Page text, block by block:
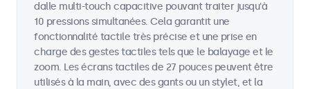
dalle multi-touch capacitive pouvant traiter jusqu'à
10 pressions simultanées. Cela garantit une
fonctionnalité tactile très précise et une prise en
charge des gestes tactiles tels que le balayage et le
zoom. Les écrans tactiles de 27 pouces peuvent être
utilisés à la main, avec des gants ou un stylet, et la